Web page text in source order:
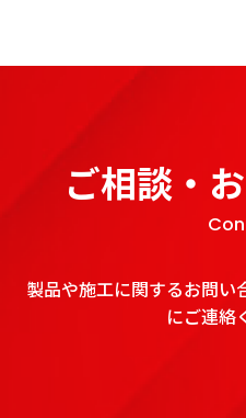
ご相談・
製品や施工に関するお問
にご連絡